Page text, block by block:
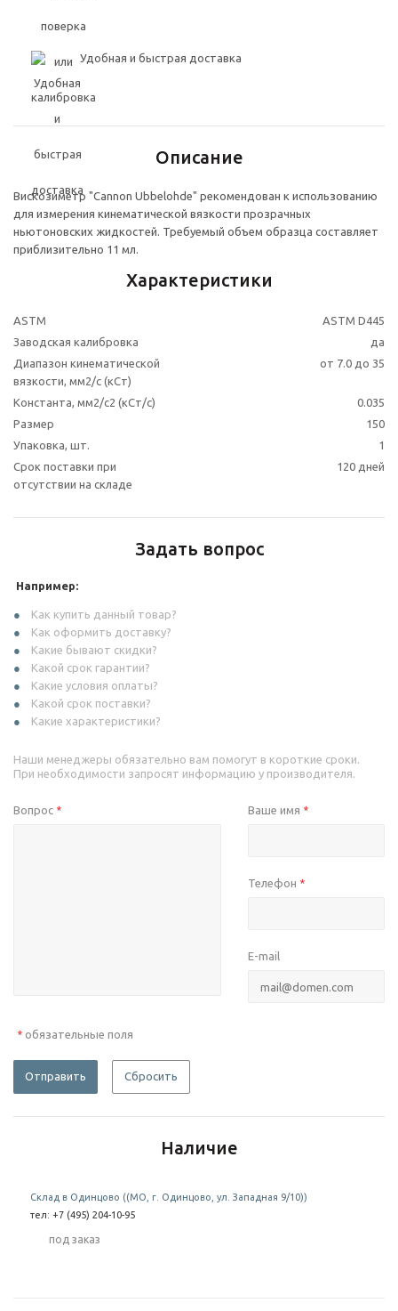
Удобная и быстрая доставка
Описание
Вискозиметр "Cannon Ubbelohde" рекомендован к использованию
для измерения кинематической вязкости прозрачных
ньютоновских жидкостей. Требуемый объем образца составляет
приблизительно 11 мл.
Характеристики
ASTM
ASTM D445
Заводская калибровка
да
Диапазон кинематической
вязкости, мм2/с (кСт)
от 7.0 до 35
Константа, мм2/с2 (кСт/с)
0.035
Размер
150
Упаковка, шт.
1
Срок поставки при
отсутствии на складе
120 дней
Задать вопрос
Например:
Как купить данный товар?
Как оформить доставку?
Какие бывают скидки?
Какой срок гарантии?
Какие условия оплаты?
Какой срок поставки?
Какие характеристики?
Наши менеджеры обязательно вам помогут в короткие сроки.
При необходимости запросят информацию у производителя.
Вопрос * Ваше имя *
Телефон *
E-mail
* обязательные поля
Отправить Сбросить
Наличие
Склад в Одинцово ((МО, г. Одинцово, ул. Западная 9/10))
тел: +7 (495) 204-10-95
Под заказ